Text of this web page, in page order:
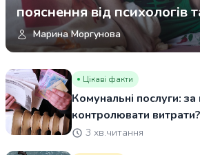
пояснення від психологів
Марина Моргунова
Цікаві факти
Комунальні послуги:
контролювати витрати?
3 хв.читання